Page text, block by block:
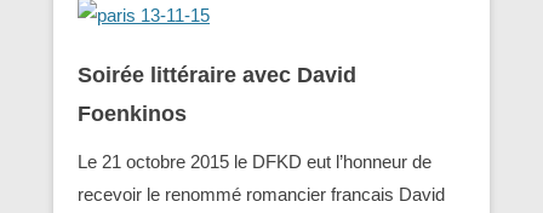
Soirée littéraire avec David
Foenkinos
Le 21 octobre 2015 le DFKD eut l’honneur de
recevoir le renommé romancier francais David